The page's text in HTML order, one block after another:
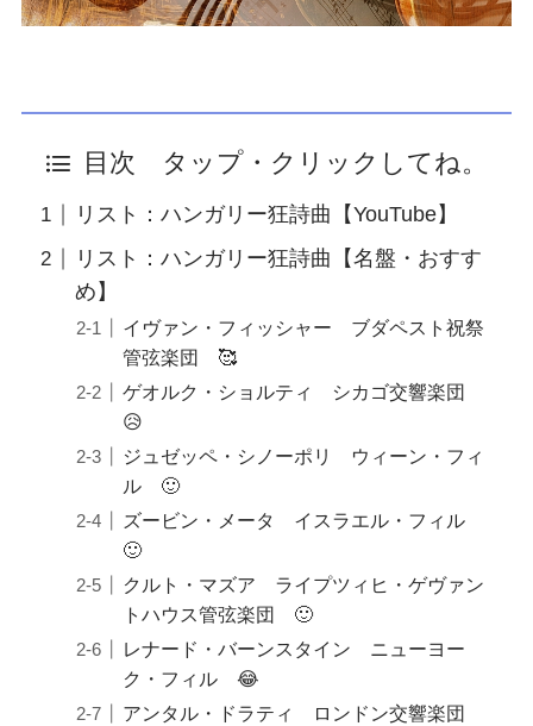
目次 タップ・クリックしてね。
リスト：ハンガリー狂詩曲【YouTube】
リスト：ハンガリー狂詩曲【名盤・おすす
め】
イヴァン・フィッシャー ブダペスト祝祭
管弦楽団 🥰
ゲオルク・ショルティ シカゴ交響楽団
😥
ジュゼッペ・シノーポリ ウィーン・フィ
ル 🙂
ズービン・メータ イスラエル・フィル
🙂
クルト・マズア ライプツィヒ・ゲヴァン
トハウス管弦楽団 🙂
レナード・バーンスタイン ニューヨー
ク・フィル 😂
アンタル・ドラティ ロンドン交響楽団